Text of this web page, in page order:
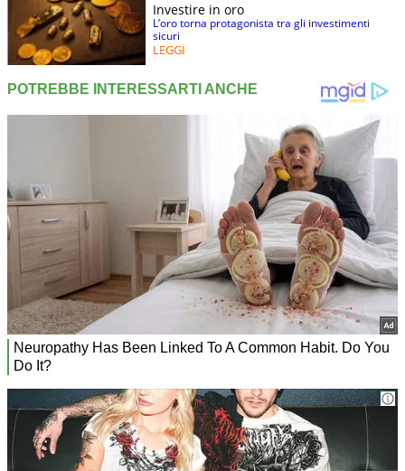
Investire in oro
L’oro torna protagonista tra gli investimenti
sicuri
LEGGI